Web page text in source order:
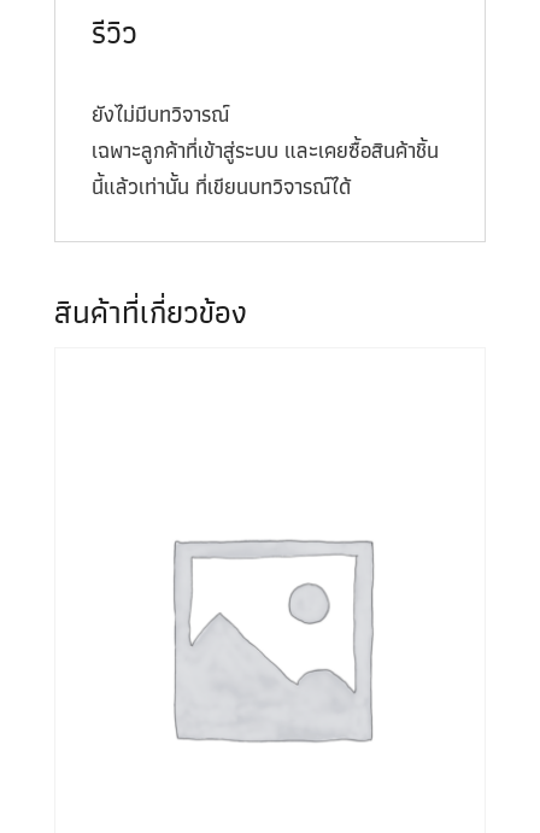
รีวิว
ยังไม่มีบทวิจารณ์
เฉพาะลูกค้าที่เข้าสู่ระบบ และเคยซื้อสินค้าชิ้น
นี้แล้วเท่านั้น ที่เขียนบทวิจารณ์ได้
สินค้าที่เกี่ยวข้อง